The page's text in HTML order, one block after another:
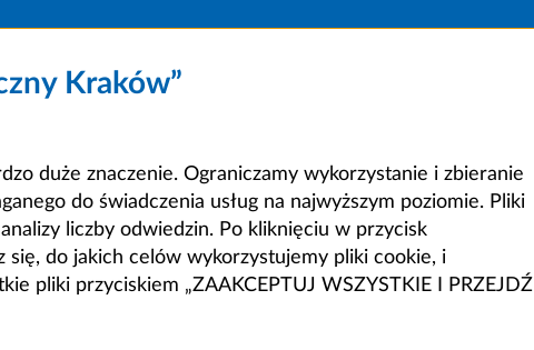
Kraków”
duże znaczenie. Ograniczamy wykorzystanie i zbieranie
do świadczenia usług na najwyższym poziomie. Pliki
liczby odwiedzin. Po kliknięciu w przycisk
się, do jakich celów wykorzystujemy pliki cookie, i
pliki przyciskiem „ZAAKCEPTUJ WSZYSTKIE I PRZEJDŹ